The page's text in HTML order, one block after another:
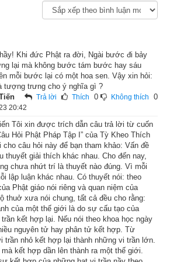
Sa, vợ của vua Câu Lợi Da là một người
cơn, rồi những cơn đau ấy trở nên
7 ngày. Tuy đau đớn như thế, bà vẫn suy
ta thoát những nỗi khổ như thế này
pháp, và chúng đệ tử của Ngài, cũng vì
khổ đau như thế này nên mới tu hành.
Niết-bàn là một nơi vô cùng an lạc.
trên mà nhẫn nhục chịu đựng, rồi nhờ
Phật cho bà nhắn lời thăm hỏi và cho
lời bà thăm hỏi, bèn nói:
Ba Bà Sa, vợ của vua Câu Lợi Da,
Khi đức Phật ra đời, Ngài bước đi bảy
lại mà không bước tám bước hay sáu
mỗi bước lại có một hoa sen. Vậy xin hỏi:
tượng trưng cho ý nghĩa gì ?
Trả lời Thích 0 Không thích 0
20:42
Tôi xin được trích dẫn câu trả lời từ cuốn
Hỏi Phật Pháp Tập I” của Tỳ Kheo Thích
cho câu hỏi này để bạn tham khảo: Vấn đề
thuyết giải thích khác nhau. Cho đến nay,
chưa nhứt trí là thuyết nào đúng. Vì mỗi
lập luận khác nhau. Có thuyết nói: theo
Phật giáo nói riêng và quan niệm của
thuở xưa nói chung, tất cả đều cho rằng:
của một thế giới là do sự cấu tạo của
kết hợp lại. Nếu nói theo khoa học ngày
nguyên tử hay phân tử kết hợp. Từ
trần nhỏ kết hợp lại thành những vi trần lớn.
kết hợp dần lên thành ra một thế giới.